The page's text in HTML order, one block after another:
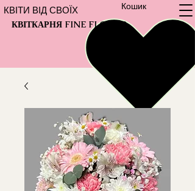
Кошик
КВІТКАРНЯ FINE FLOWER
КВІТИ ВІД СВОЇХ